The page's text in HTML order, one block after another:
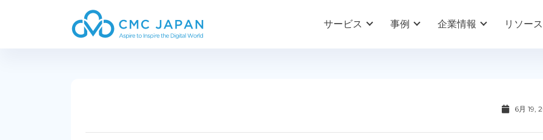
サービス 事例 企業情報 リソース
6月 19,